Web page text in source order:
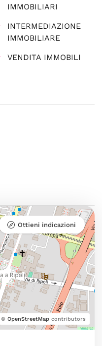
IMMOBILIARI
INTERMEDIAZIONE
IMMOBILIARE
VENDITA IMMOBILI
© OpenStreetMap contributors
Ottieni indicazioni